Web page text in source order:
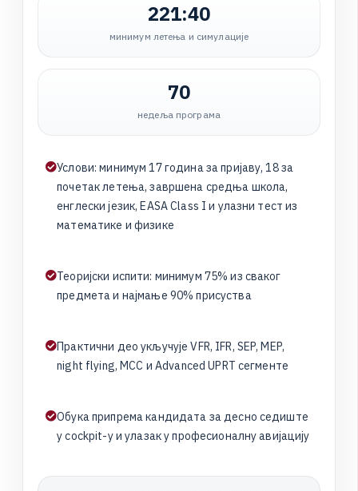
221:40
минимум летења и симулације
70
недеља програма
Услови: минимум 17годиназапријаву, 18за
почетаклетења, завршена средња школа,
енглески језик, EASAClass I и улазни тест из
математике и физике
Теоријски испити: минимум 75% из сваког
предметаи најмање 90% присуства
Практични део укључује VFR, IFR, SEP, MEP,
night flying, MCC и Advanced UPRT сегменте
Обукаприпремакандидата задесно седиште
уcockpit-уи улазакупрофесионалнуавијацију